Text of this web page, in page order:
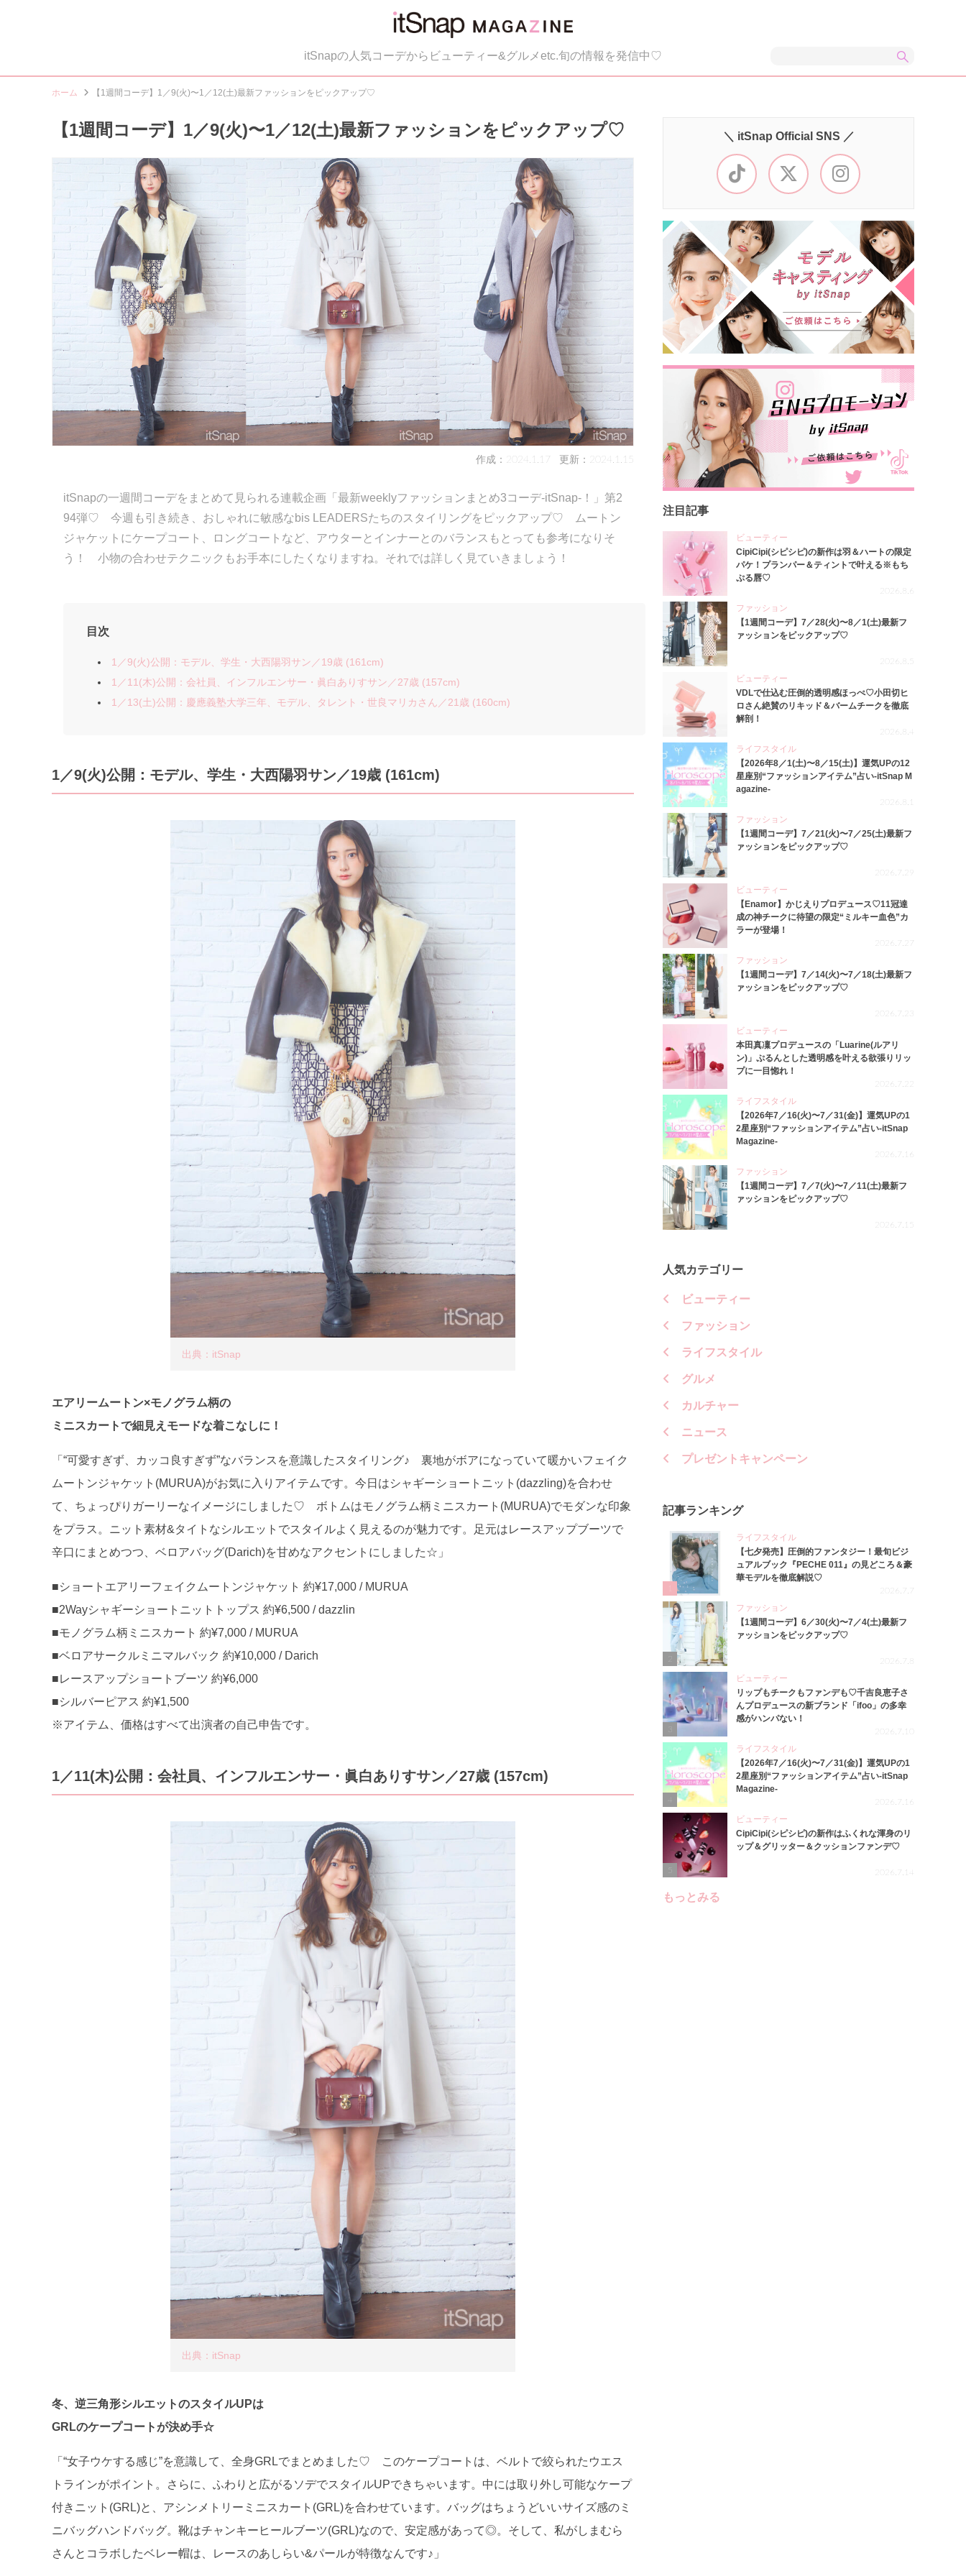
itSnapの人気コーデからビューティー&グルメetc.旬の情報を発信中♡
ホーム 【1週間コーデ】1／9(火)〜1／12(土)最新ファッションをピックアップ♡
【1週間コーデ】1／9(火)〜1／12(土)最新ファッションをピックアップ♡
作成：2024.1.17 更新：2024.1.15
itSnapの一週間コーデをまとめて見られる連載企画「最新weeklyファッションまとめ3コーデ-itSnap-！」第2
94弾♡ 今週も引き続き、おしゃれに敏感なbis LEADERSたちのスタイリングをピックアップ♡ ムートン
ジャケットにケープコート、ロングコートなど、アウターとインナーとのバランスもとっても参考になりそ
う！ 小物の合わせテクニックもお手本にしたくなりますね。それでは詳しく見ていきましょう！
目次
1／9(火)公開：モデル、学生・大西陽羽サン／19歳 (161cm)
1／11(木)公開：会社員、インフルエンサー・眞白ありすサン／27歳 (157cm)
1／13(土)公開：慶應義塾大学三年、モデル、タレント・世良マリカさん／21歳 (160cm)
1／9(火)公開：モデル、学生・大西陽羽サン ／19歳 (161cm)
出典：itSnap
エアリームートン×モノグラム柄の
ミニスカートで細見えモードな着こなしに！
「“可愛すぎず、カッコ良すぎず”なバランスを意識したスタイリング♪ 裏地がボアになっていて暖かいフェイク
ムートンジャケット(MURUA)がお気に入りアイテムです。今日はシャギーショートニット(dazzling)を合わせ
て、ちょっぴりガーリーなイメージにしました♡ ボトムはモノグラム柄ミニスカート(MURUA)でモダンな印象
をプラス。ニット素材&タイトなシルエットでスタイルよく見えるのが魅力です。足元はレースアップブーツで
辛口にまとめつつ、ベロアバッグ(Darich)を甘めなアクセントにしました☆」
■ショートエアリーフェイクムートンジャケット 約¥17,000 / MURUA
■2Wayシャギーショートニットトップス 約¥6,500 / dazzlin
■モノグラム柄ミニスカート 約¥7,000 / MURUA
■ベロアサークルミニマルバック 約¥10,000 / Darich
■レースアップショートブーツ 約¥6,000
■シルバーピアス 約¥1,500
※アイテム、価格はすべて出演者の自己申告です。
1／11(木)公開：会社員、インフルエンサー・眞白ありすサン ／27歳 (157cm)
出典：itSnap
冬、逆三角形シルエットのスタイルUPは
GRLのケープコートが決め手☆
「“女子ウケする感じ”を意識して、全身GRLでまとめました♡ このケープコートは、ベルトで絞られたウエス
トラインがポイント。さらに、ふわりと広がるソデでスタイルUPできちゃいます。中には取り外し可能なケープ
付きニット(GRL)と、アシンメトリーミニスカート(GRL)を合わせています。バッグはちょうどいいサイズ感のミ
ニバッグハンドバッグ。靴はチャンキーヒールブーツ(GRL)なので、安定感があって◎。そして、私がしまむら
さんとコラボしたベレー帽は、レースのあしらい&パールが特徴なんです♪」
＼ itSnap Official SNS ／
注目記事
ビューティー
CipiCipi(シピシピ)の新作は羽＆ハートの限定
パケ！プランパー＆ティントで叶える※もち
ぷる唇♡
2026.8.6
ファッション
【1週間コーデ】7／28(火)〜8／1(土)最新フ
ァッションをピックアップ♡
2026.8.5
ビューティー
VDLで仕込む圧倒的透明感ほっぺ♡小田切ヒ
ロさん絶賛のリキッド＆バームチークを徹底
解剖！
2026.8.4
ライフスタイル
【2026年8／1(土)〜8／15(土)】運気UPの12
星座別“ファッションアイテム”占い-itSnap M
agazine-
2026.8.1
ファッション
【1週間コーデ】7／21(火)〜7／25(土)最新フ
ァッションをピックアップ♡
2026.7.29
ビューティー
【Enamor】かじえりプロデュース♡11冠達
成の神チークに待望の限定“ミルキー血色”カ
ラーが登場！
2026.7.27
ファッション
【1週間コーデ】7／14(火)〜7／18(土)最新フ
ァッションをピックアップ♡
2026.7.23
ビューティー
本田真凜プロデュースの「Luarine(ルアリ
ン)」ぷるんとした透明感を叶える欲張りリッ
プに一目惚れ！
2026.7.22
ライフスタイル
【2026年7／16(火)〜7／31(金)】運気UPの1
2星座別“ファッションアイテム”占い-itSnap
Magazine-
2026.7.16
ファッション
【1週間コーデ】7／7(火)〜7／11(土)最新フ
ァッションをピックアップ♡
2026.7.15
人気カテゴリー
ビューティー
ファッション
ライフスタイル
グルメ
カルチャー
ニュース
プレゼントキャンペーン
記事ランキング
ライフスタイル
【七夕発売】圧倒的ファンタジー！最旬ビジ
ュアルブック『PECHE 011』の見どころ＆豪
華モデルを徹底解説♡
2026.7.7
ファッション
【1週間コーデ】6／30(火)〜7／4(土)最新フ
ァッションをピックアップ♡
2026.7.8
3
ビューティー
リップもチークもファンデも♡千吉良恵子さ
んプロデュースの新ブランド「ifoo」の多幸
感がハンパない！
2026.7.10
4
ライフスタイル
【2026年7／16(火)〜7／31(金)】運気UPの1
2星座別“ファッションアイテム”占い-itSnap
Magazine-
2026.7.16
ビューティー
CipiCipi(シピシピ)の新作はふくれな渾身のリ
ップ＆グリッター＆クッションファンデ♡
2026.7.14
もっとみる